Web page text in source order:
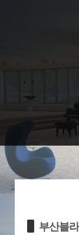
부산블